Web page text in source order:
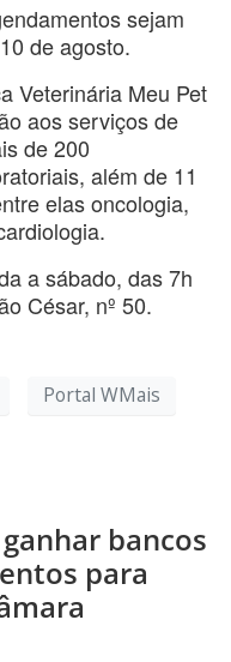
sejam
de agosto.
Veterinária Meu Pet
aos serviços de
de 200
além de 11
elas oncologia,
a sábado, das 7h
César, nº 50.
Portal WMais
bancos
para